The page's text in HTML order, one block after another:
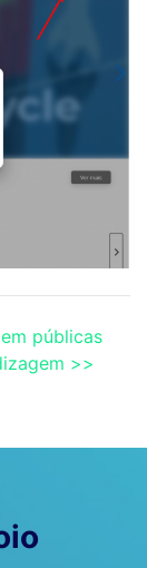
públicas
>>